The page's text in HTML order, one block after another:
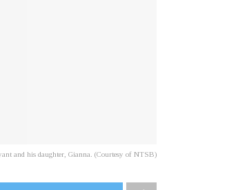
and his daughter, Gianna. (Courtesy of NTSB)